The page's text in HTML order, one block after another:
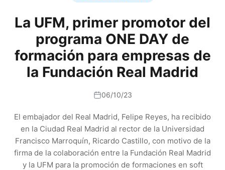
La UFM, primer promotor del
programa ONE DAY de
formación para empresas de
la Fundación Real Madrid
06/10/23
El embajador del Real Madrid, Felipe Reyes, ha recibido
en la Ciudad Real Madrid al rector de la Universidad
Francisco Marroquín, Ricardo Castillo, con motivo de la
firma de la colaboración entre la Fundación Real Madrid
y la UFM para la promoción de formaciones en soft